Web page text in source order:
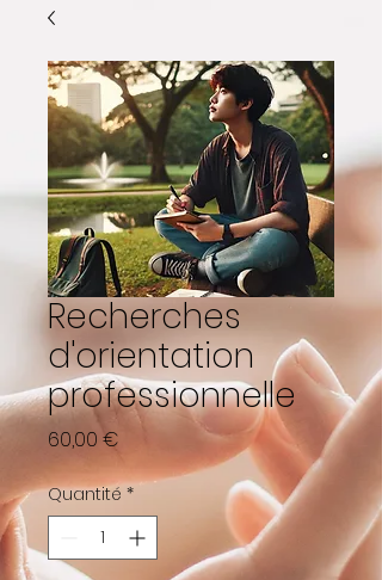
Recherches
d'orientation
professionnelle
60,00 €
Quantité *